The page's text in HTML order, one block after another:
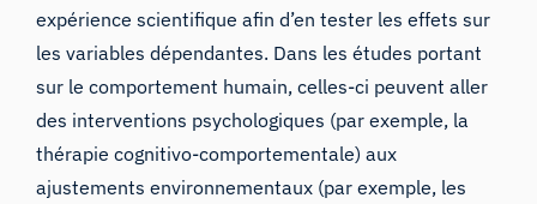
expérience scientifique afin d’en tester les effets sur
les variables dépendantes. Dans les études portant
sur le comportement humain, celles-ci peuvent aller
des interventions psychologiques (par exemple, la
thérapie cognitivo-comportementale) aux
ajustements environnementaux (par exemple, les